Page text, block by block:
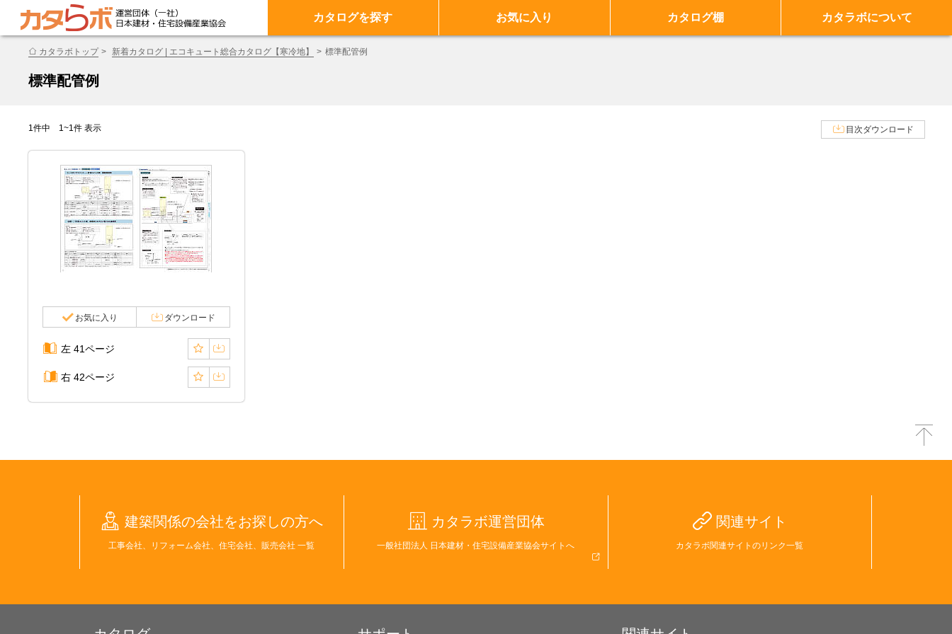
カタログを探す お気に入り カタログ棚 カタラボについて
カタラボトップ 新着カタログ | エコキュート総合カタログ【寒冷地】 標準配管例
標準配管例
1件中 1~1件 表示 目次ダウンロード
お気に入り ダウンロード
左 41ページ
右 42ページ
建築関係の会社をお探しの方へ
工事会社、リフォーム会社、住宅会社、販売会社 一覧
カタラボ運営団体
一般社団法人 日本建材・住宅設備産業協会サイトへ
関連サイト
カタラボ関連サイトのリンク一覧